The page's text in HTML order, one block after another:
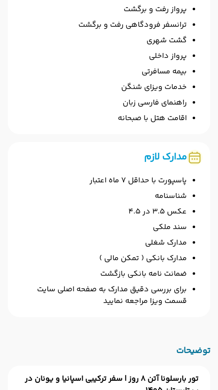
پرواز رفت و برگشت
ترانسفر فرودگاهی رفت و برگشت
گشت شهری
پرواز داخلی
بیمه مسافرتی
خدمات ویزای شنگن
راهنمای فارسی زبان
اقامت هتل با صبحانه
مدارک لازم
پاسپورت با حداقل 7 ماه اعتبار
شناسنامه
عکس 3.5 در 4.5
سند ملکی
مدارک شغلی
مدارک بانکی ( تمکن مالی )
ضمانت نامه بانکی بازگشت
برای بررسی دقیق مدارک به صفحه اصلی سایت
قسمت ویزا مراجعه نمایید
توضیحات
تور بارسلونا آتن 8 روز | سفر ترکیبی اسپانیا و یونان در